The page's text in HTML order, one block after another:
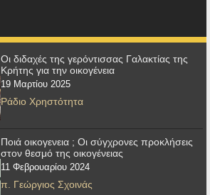
Οι διδαχές της γερόντισσας Γαλακτίας της
Κρήτης για την οικογένεια
19 Μαρτίου 2025
Ράδιο Χρηστότητα
Ποιά οικογενεια ; Οι σύγχρονες προκλήσεις
στον θεσμό της οικογένειας
11 Φεβρουαρίου 2024
π. Γεώργιος Σχοινάς